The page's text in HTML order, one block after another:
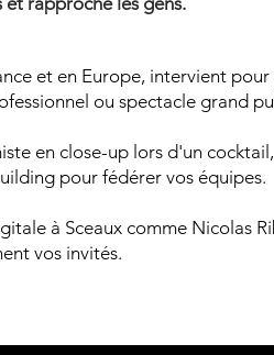
et en Europe, intervient
ou spectacle grand
en close-up lors d'un
pour fédérer vos équipes.
à Sceaux comme Nicolas
vos invités.